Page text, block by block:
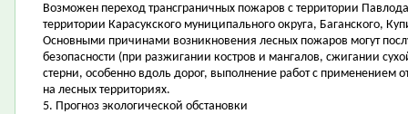
Возможен переход трансграничных пожаров с территории
территории Карасукского муниципального округа, Баганского,
Основными причинами возникновения лесных пожаров могут
безопасности (при разжигании костров и мангалов, сжигании
стерни, особенно вдоль дорог, выполнение работ с применением
на лесных территориях.
5. Прогноз экологической обстановки